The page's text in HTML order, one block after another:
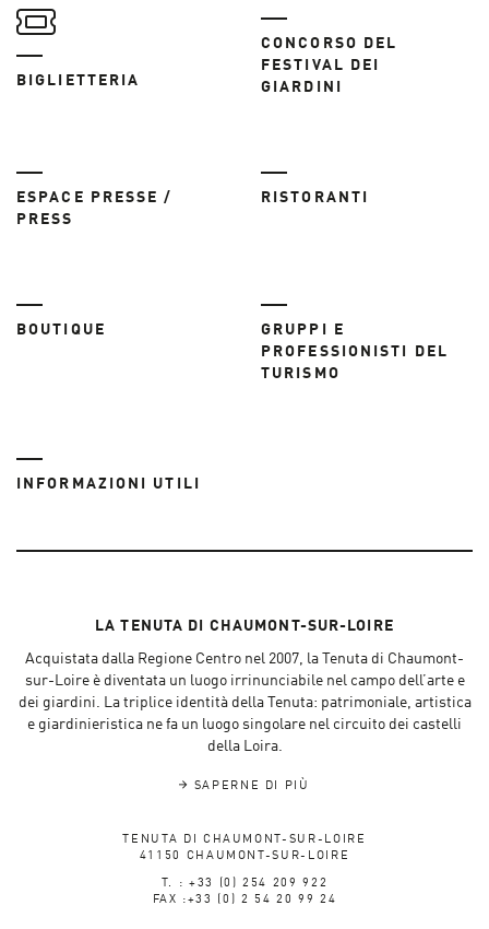
BIGLIETTERIA
CONCORSO DEL
FESTIVAL DEI
GIARDINI
ESPACE PRESSE /
PRESS
RISTORANTI
BOUTIQUE
GRUPPI E
PROFESSIONISTI DEL
TURISMO
INFORMAZIONI UTILI
LA TENUTA DI CHAUMONT-SUR-LOIRE
Acquistata dalla Regione Centro nel 2007, la Tenuta di Chaumont-
sur-Loire è diventata un luogo irrinunciabile nel campo dell’arte e
dei giardini. La triplice identità della Tenuta: patrimoniale, artistica
e giardinieristica ne fa un luogo singolare nel circuito dei castelli
della Loira.
SAPERNE DI PIÙ
TENUTA DI CHAUMONT-SUR-LOIRE
41150 CHAUMONT-SUR-LOIRE
T. : +33 (0) 254 209 922
FAX :+33 (0) 2 54 20 99 24